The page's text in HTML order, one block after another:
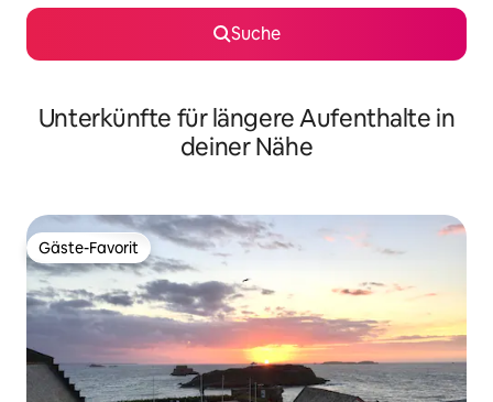
Suche
Unterkünfte für längere Aufenthalte in
deiner Nähe
Gäste-Favorit
Gäste-Favorit